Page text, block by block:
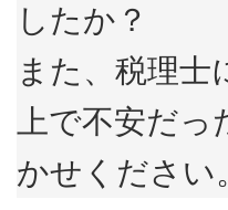
したか？
また、税理士
上で不安だ
かせください